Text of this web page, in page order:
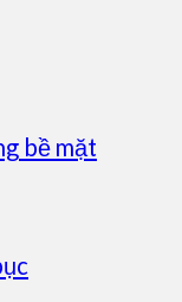
bề mặt